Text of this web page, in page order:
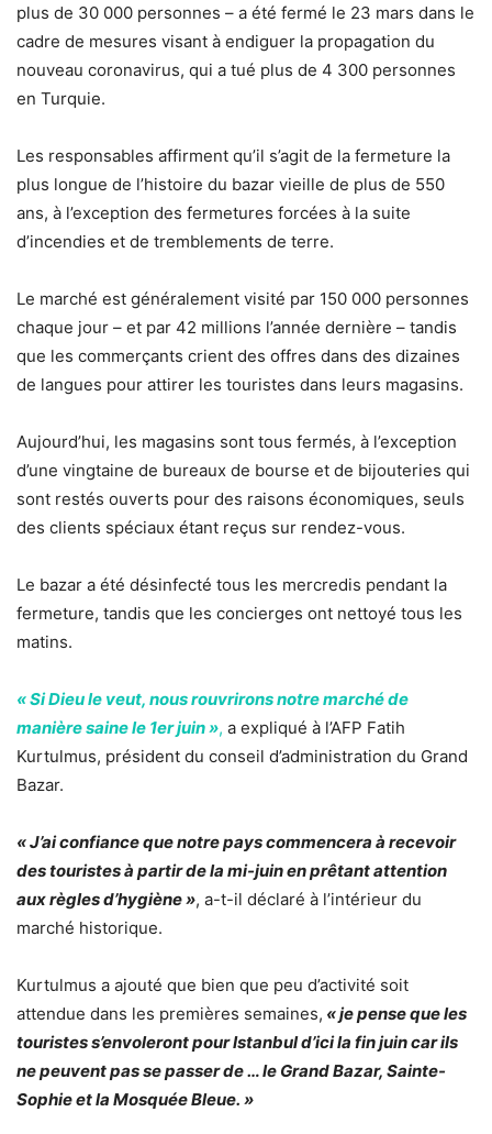
plus de 30 000 personnes – a été fermé le 23 mars dans le
cadre de mesures visant à endiguer la propagation du
nouveau coronavirus, qui a tué plus de 4 300 personnes
en Turquie.
Les responsables affirment qu’il s’agit de la fermeture la
plus longue de l’histoire du bazar vieille de plus de 550
ans, à l’exception des fermetures forcées à la suite
d’incendies et de tremblements de terre.
Le marché est généralement visité par 150 000 personnes
chaque jour – et par 42 millions l’année dernière – tandis
que les commerçants crient des offres dans des dizaines
de langues pour attirer les touristes dans leurs magasins.
Aujourd’hui, les magasins sont tous fermés, à l’exception
d’une vingtaine de bureaux de bourse et de bijouteries qui
sont restés ouverts pour des raisons économiques, seuls
des clients spéciaux étant reçus sur rendez-vous.
Le bazar a été désinfecté tous les mercredis pendant la
fermeture, tandis que les concierges ont nettoyé tous les
matins.
« Si Dieu le veut, nous rouvrirons notre marché de
manière saine le 1er juin », a expliqué à l’AFP Fatih
Kurtulmus, président du conseil d’administration du Grand
Bazar.
« J’ai confiance que notre pays commencera à recevoir
des touristes à partir de la mi-juin en prêtant attention
aux règles d’hygiène », a-t-il déclaré à l’intérieur du
marché historique.
Kurtulmus a ajouté que bien que peu d’activité soit
attendue dans les premières semaines, « je pense que les
touristes s’envoleront pour Istanbul d’ici la fin juin car ils
ne peuvent pas se passer de … le Grand Bazar, Sainte-
Sophie et la Mosquée Bleue. »